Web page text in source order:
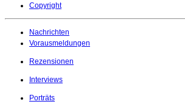
Copyright
Nachrichten
Vorausmeldungen
Rezensionen
Interviews
Porträts